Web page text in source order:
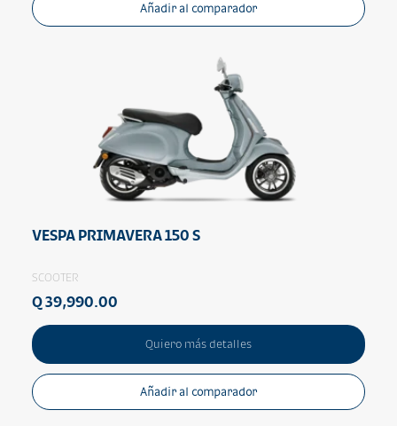
Añadir al comparador
VESPA PRIMAVERA 150 S
SCOOTER
Q 39,990.00
Quiero más detalles
Añadir al comparador